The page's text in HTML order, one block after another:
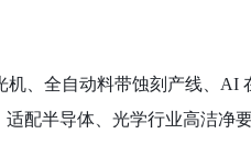
机、全自动料带蚀刻产线、AI
配半导体、光学行业高洁净要